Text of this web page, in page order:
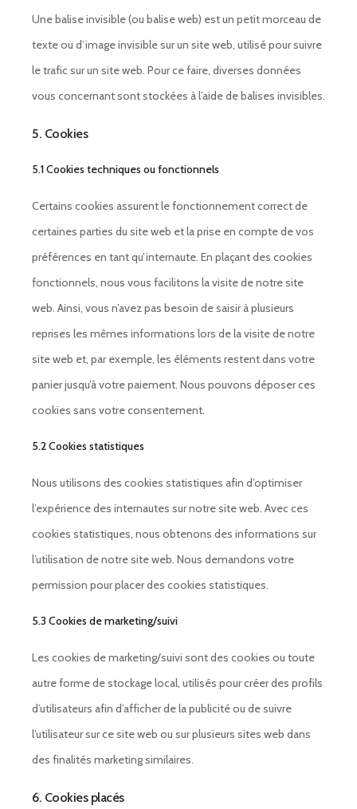
Une balise invisible (ou balise web) est un petit morceau de
texte ou d’image invisible sur un site web, utilisé pour suivre
le trafic sur un site web. Pour ce faire, diverses données
vous concernant sont stockées à l’aide de balises invisibles.
5. Cookies
5.1 Cookies techniques ou fonctionnels
Certains cookies assurent le fonctionnement correct de
certaines parties du site web et la prise en compte de vos
préférences en tant qu’internaute. En plaçant des cookies
fonctionnels, nous vous facilitons la visite de notre site
web. Ainsi, vous n’avez pas besoin de saisir à plusieurs
reprises les mêmes informations lors de la visite de notre
site web et, par exemple, les éléments restent dans votre
panier jusqu’à votre paiement. Nous pouvons déposer ces
cookies sans votre consentement.
5.2 Cookies statistiques
Nous utilisons des cookies statistiques afin d’optimiser
l’expérience des internautes sur notre site web. Avec ces
cookies statistiques, nous obtenons des informations sur
l’utilisation de notre site web. Nous demandons votre
permission pour placer des cookies statistiques.
5.3 Cookies de marketing/suivi
Les cookies de marketing/suivi sont des cookies ou toute
autre forme de stockage local, utilisés pour créer des profils
d’utilisateurs afin d’afficher de la publicité ou de suivre
l’utilisateur sur ce site web ou sur plusieurs sites web dans
des finalités marketing similaires.
6. Cookies placés